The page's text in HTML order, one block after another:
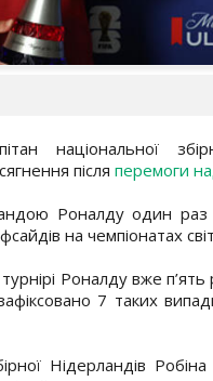
національної
після перемоги
Роналду один
на чемпіонатах
Роналду вже п’ять
7 таких
Нідерландів